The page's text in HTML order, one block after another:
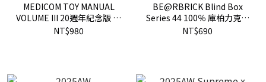
MEDICOM TOY MANUAL
VOLUME III 20週年紀念版 庫
柏力克熊 100% (附CD-
NT$980
BE@RBRICK Blind Box
Series 44 100％ 庫柏力克熊
公仔 2G 特別版 現貨
NT$690